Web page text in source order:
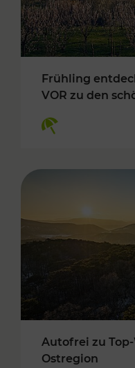
Frühling
VOR zu den
Autofrei zu
Ostregion